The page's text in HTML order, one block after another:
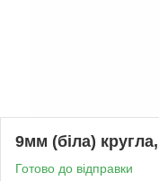
9мм (біла)
Готово до відправки